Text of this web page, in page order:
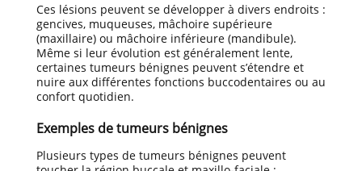
Ces lésions peuvent se développer à divers endroits :
gencives, muqueuses, mâchoire supérieure
(maxillaire) ou mâchoire inférieure (mandibule).
Même si leur évolution est généralement lente,
certaines tumeurs bénignes peuvent s’étendre et
nuire aux différentes fonctions buccodentaires ou au
confort quotidien.
Exemples de tumeurs bénignes
Plusieurs types de tumeurs bénignes peuvent